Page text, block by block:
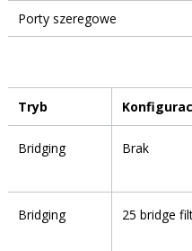
Porty szeregowe
Tryb
Bridging Brak
Bridging 25 bridge